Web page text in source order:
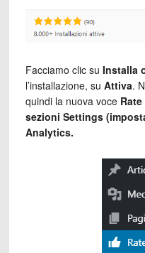
Facciamo clic su Installa
l’installazione, su Attiva.
quindi la nuova voce
sezioni Settings
Analytics.